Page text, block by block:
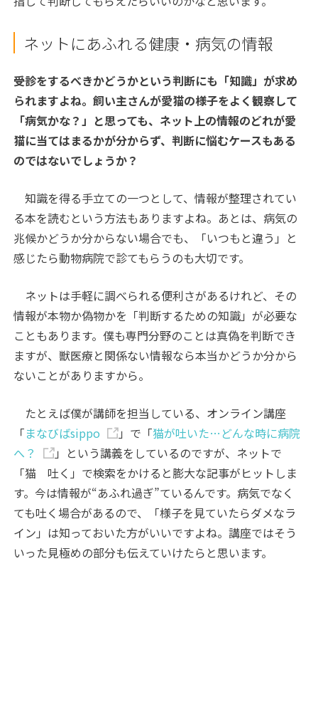
ネットにあふれる健康・病気の情報
――受診をするべきかどうかという判断にも「知識」が求め
られますよね。飼い主さんが愛猫の様子をよく観察して
「病気かな？」と思っても、ネット上の情報のどれが愛
猫に当てはまるかが分からず、判断に悩むケースもある
のではないでしょうか？
知識を得る手立ての一つとして、情報が整理されてい
る本を読むという方法もありますよね。あとは、病気の
兆候かどうか分からない場合でも、「いつもと違う」と
感じたら動物病院で診てもらうのも大切です。
ネットは手軽に調べられる便利さがあるけれど、その
情報が本物か偽物かを「判断するための知識」が必要な
こともあります。僕も専門分野のことは真偽を判断でき
ますが、獣医療と関係ない情報なら本当かどうか分から
ないことがありますから。
たとえば僕が講師を担当している、オンライン講座
「まなびばsippo 」で「猫が吐いた…どんな時に病院
へ？
」という講義をしているのですが、ネットで
「猫 吐く」で検索をかけると膨大な記事がヒットしま
す。今は情報が“あふれ過ぎ”ているんです。病気でなく
ても吐く場合があるので、「様子を見ていたらダメなラ
イン」は知っておいた方がいいですよね。講座ではそう
いった見極めの部分も伝えていけたらと思います。